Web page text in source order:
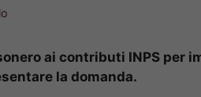
ai contributi INPS per
la domanda.